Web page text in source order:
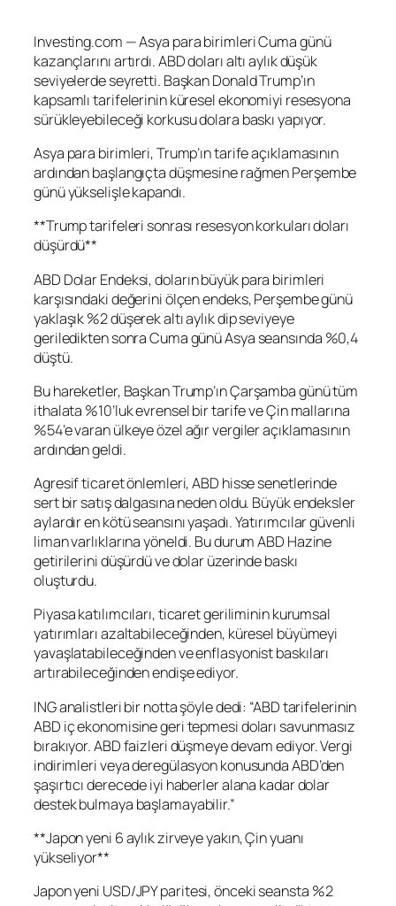
Investing.com — Asya para birimleri Cuma günü
kazançlarını artırdı. ABD doları altı aylık düşük
seviyelerde seyretti. Başkan Donald Trump’ın
kapsamlı tarifelerinin küresel ekonomiyi resesyona
sürükleyebileceği korkusu dolara baskı yapıyor.
Asya para birimleri, Trump’ın tarife açıklamasının
ardından başlangıçta düşmesine rağmen Perşembe
günü yükselişle kapandı.
**Trump tarifeleri sonrası resesyon korkuları doları
düşürdü**
ABD Dolar Endeksi, doların büyük para birimleri
karşısındaki değerini ölçen endeks, Perşembe günü
yaklaşık %2 düşerek altı aylık dip seviyeye
geriledikten sonra Cuma günü Asya seansında %0,4
düştü.
Bu hareketler, Başkan Trump’ın Çarşamba günü tüm
ithalata %10’luk evrensel bir tarife ve Çin mallarına
%54’e varan ülkeye özel ağır vergiler açıklamasının
ardından geldi.
Agresif ticaret önlemleri, ABD hisse senetlerinde
sert bir satış dalgasına neden oldu. Büyük endeksler
aylardır en kötü seansını yaşadı. Yatırımcılar güvenli
liman varlıklarına yöneldi. Bu durum ABD Hazine
getirilerini düşürdü ve dolar üzerinde baskı
oluşturdu.
Piyasa katılımcıları, ticaret geriliminin kurumsal
yatırımları azaltabileceğinden, küresel büyümeyi
yavaşlatabileceğinden ve enflasyonist baskıları
artırabileceğinden endişe ediyor.
ING analistleri bir notta şöyle dedi: “ABD tarifelerinin
ABD iç ekonomisine geri tepmesi doları savunmasız
bırakıyor. ABD faizleri düşmeye devam ediyor. Vergi
indirimleri veya deregülasyon konusunda ABD’den
şaşırtıcı derecede iyi haberler alana kadar dolar
destek bulmaya başlamayabilir.”
**Japon yeni 6 aylık zirveye yakın, Çin yuanı
yükseliyor**
Japon yeni USD/JPYparitesi, önceki seansta %2